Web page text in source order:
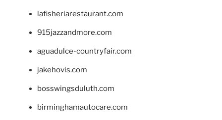
lafisheriarestaurant.com
915jazzandmore.com
aguadulce-countryfair.com
jakehovis.com
bosswingsduluth.com
birminghamautocare.com